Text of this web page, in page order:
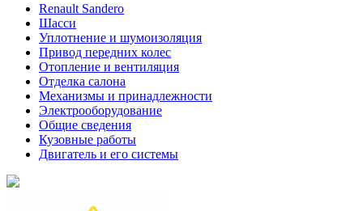
Renault Sandero
Шасси
Уплотнение и шумоизоляция
Привод передних колес
Отопление и вентиляция
Отделка салона
Механизмы и принадлежности
Электрооборудование
Общие сведения
Кузовные работы
Двигатель и его системы